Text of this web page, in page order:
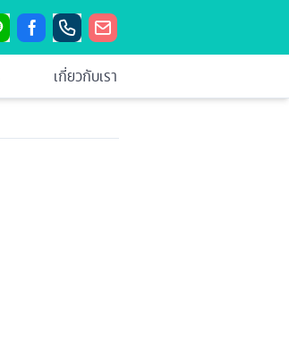
เกี่ยวกับเรา